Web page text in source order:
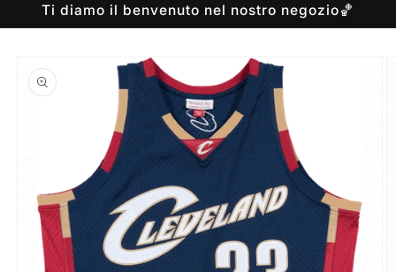
Ti diamo il benvenuto nel nostro negozio🏀
informazioni
sul prodotto